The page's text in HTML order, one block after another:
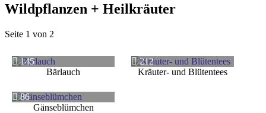
Wildpflanzen + Heilkräuter
Seite 1 von 2
145
Bärlauch
212
Kräuter- und Blütentees
86
Gänseblümchen